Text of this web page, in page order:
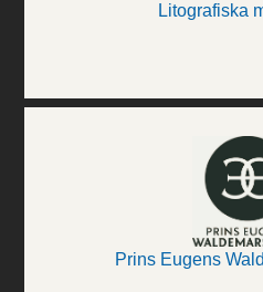
Litografiska
Prins Eugens